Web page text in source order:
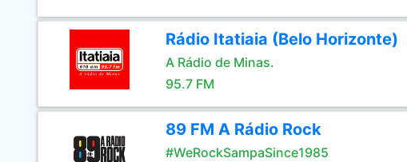
Rádio Itatiaia (Belo Horizonte)
A Rádio de Minas.
95.7 FM
89 FM A Rádio Rock
#WeRockSampaSince1985